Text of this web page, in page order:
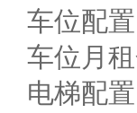
车位配
车位月
电梯配